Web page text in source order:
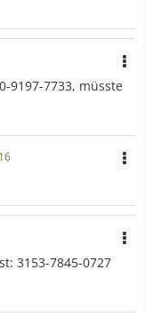
9197-7733, müsste
3153-7845-0727